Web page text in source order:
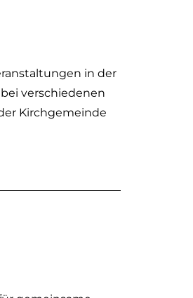
in der
verschiedenen
Kirchgemeinde